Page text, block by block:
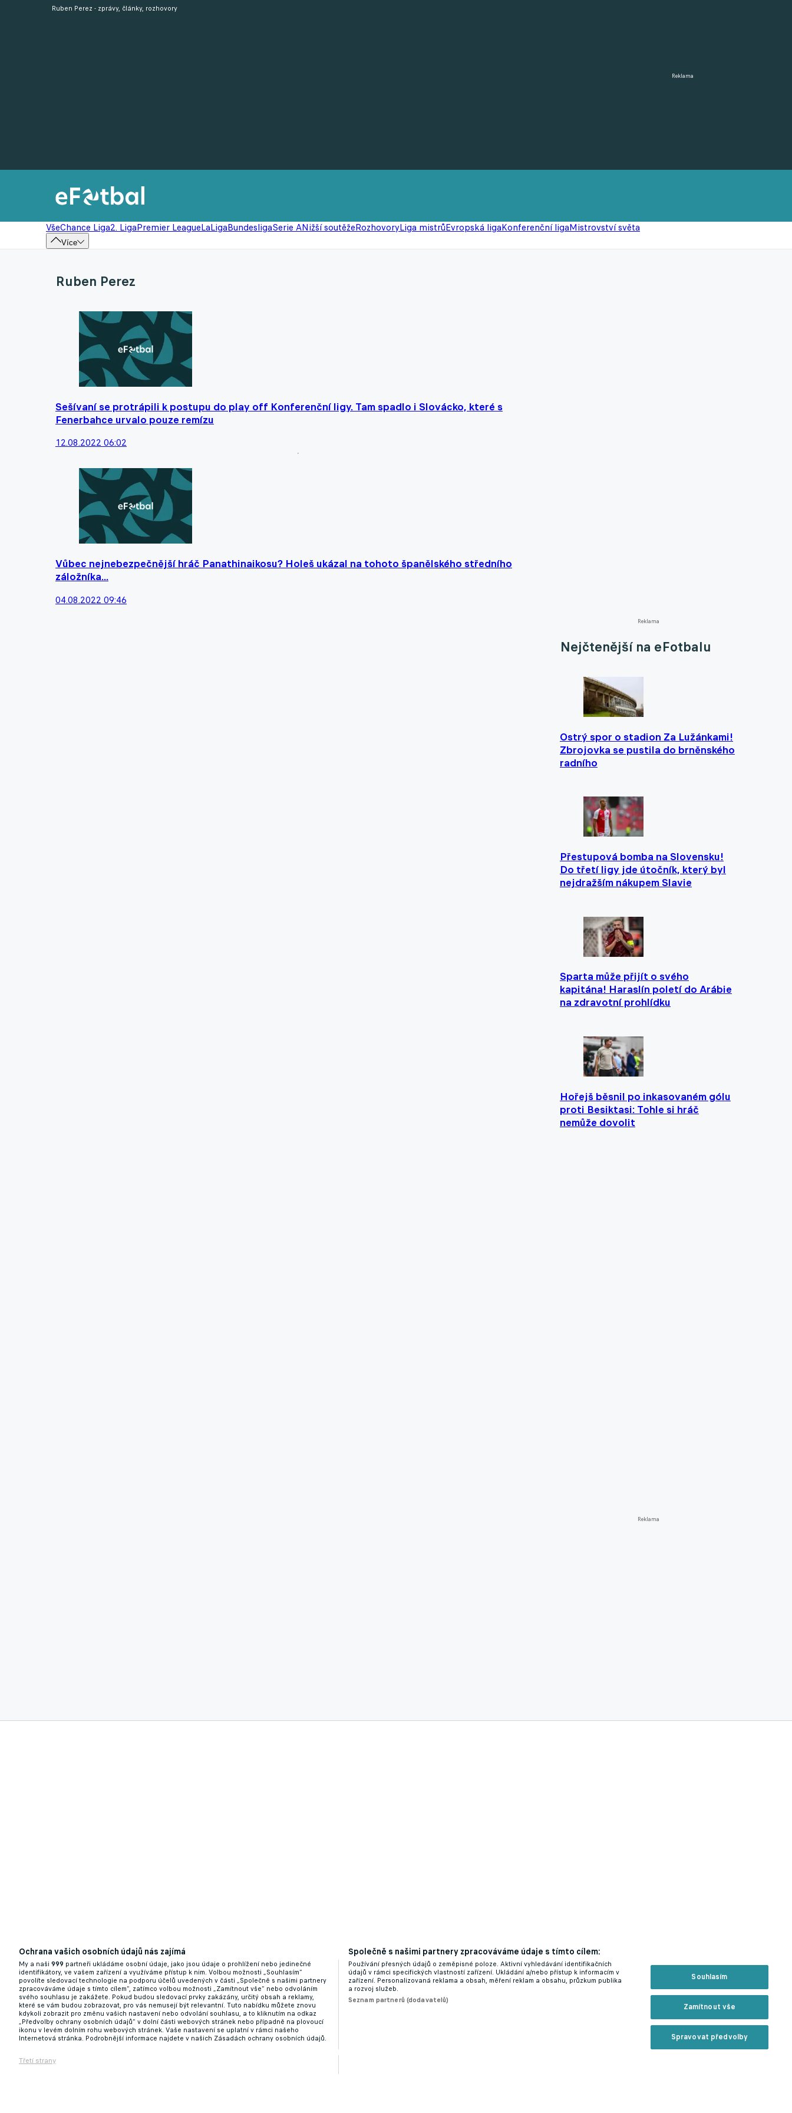
Reklama
VšeChance Liga2. LigaPremier LeagueLaLigaBundesligaSerie ANižší soutěžeRozhovoryLiga mistrůEvropská ligaKonferenční ligaMistrovství světa
Více
Ruben Perez - zprávy, články, rozhovory
Ruben Perez
Sešívaní se protrápili k postupu do play off Konferenční ligy. Tam spadlo i Slovácko, které s
Fenerbahce urvalo pouze remízu
12.08.2022 06:02
Vůbec nejnebezpečnější hráč Panathinaikosu? Holeš ukázal na tohoto španělského středního
záložníka...
04.08.2022 09:46
Reklama
Nejčtenější na eFotbalu
Ostrý spor o stadion Za Lužánkami!
Zbrojovka se pustila do brněnského
radního
Přestupová bomba na Slovensku!
Do třetí ligy jde útočník, který byl
nejdražším nákupem Slavie
Sparta může přijít o svého
kapitána! Haraslín poletí do Arábie
na zdravotní prohlídku
Hořejš běsnil po inkasovaném gólu
proti Besiktasi: Tohle si hráč
nemůže dovolit
Reklama
Ochrana vašich osobních údajů nás zajímá
My a naši 999 partneři ukládáme osobní údaje, jako jsou údaje o prohlížení nebo jedinečné
identifikátory, ve vašem zařízení a využíváme přístup k nim. Volbou možnosti „Souhlasím“
povolíte sledovací technologie na podporu účelů uvedených v části „Společně s našimi partnery
zpracováváme údaje s tímto cílem“, zatímco volbou možnosti „Zamítnout vše“ nebo odvoláním
svého souhlasu je zakážete. Pokud budou sledovací prvky zakázány, určitý obsah a reklamy,
které se vám budou zobrazovat, pro vás nemusejí být relevantní. Tuto nabídku můžete znovu
kdykoli zobrazit pro změnu vašich nastavení nebo odvolání souhlasu, a to kliknutím na odkaz
„Předvolby ochrany osobních údajů“ v dolní části webových stránek nebo případně na plovoucí
ikonu v levém dolním rohu webových stránek. Vaše nastavení se uplatní v rámci našeho
Internetová stránka. Podrobnější informace najdete v našich Zásadách ochrany osobních údajů.
Třetí strany
Společně s našimi partnery zpracováváme údaje s tímto cílem:
Používání přesných údajů o zeměpisné poloze. Aktivní vyhledávání identifikačních
údajů v rámci specifických vlastností zařízení. Ukládání a/nebo přístup k informacím v
zařízení. Personalizovaná reklama a obsah, měření reklam a obsahu, průzkum publika
a rozvoj služeb.
Seznam partnerů (dodavatelů)
Souhlasím
Zamítnout vše
Spravovat předvolby